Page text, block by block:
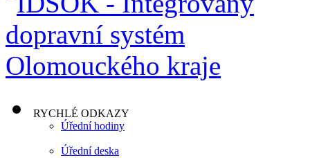
RYCHLÉ ODKAZY
Úřední hodiny
Úřední deska